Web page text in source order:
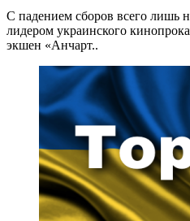
C падением сборов всего лишь
лидером украинского
экшен «Анчарт..